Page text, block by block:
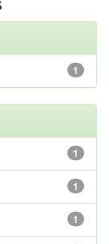
1
1
1
1